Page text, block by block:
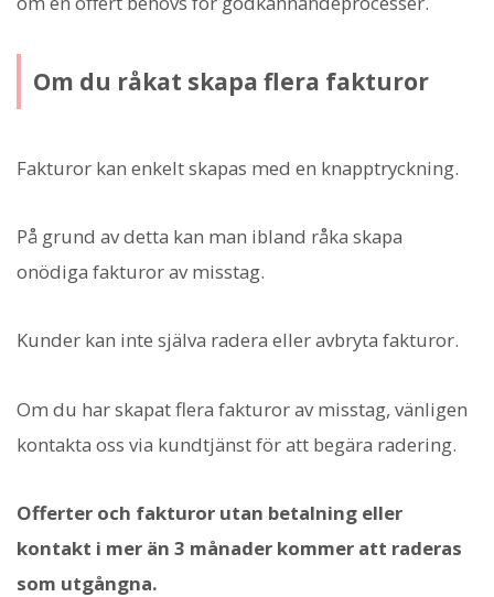
Om du råkat skapa flera fakturor
Fakturor kan enkelt skapas med en knapptryckning.
På grund av detta kan man ibland råka skapa
onödiga fakturor av misstag.
Kunder kan inte själva radera eller avbryta fakturor.
Om du har skapat flera fakturor av misstag, vänligen
kontakta oss via kundtjänst för att begära radering.
Offerter och fakturor utan betalning eller
kontakt i mer än 3 månader kommer att raderas
som utgångna.